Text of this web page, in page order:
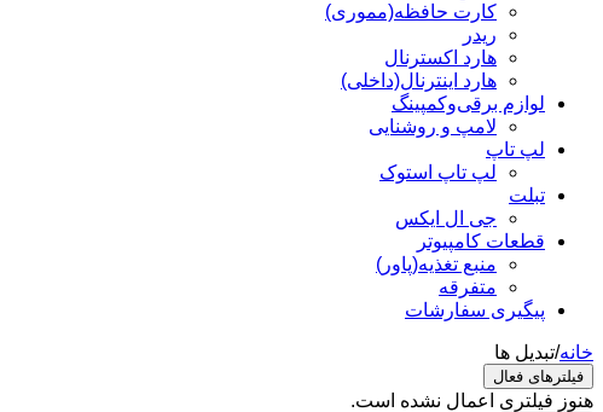
کارت حافظه(مموری)
ریدر
هارد اکسترنال
هارد اینترنال(داخلی)
لوازم برقی‌وکمپینگ
لامپ و روشنایی
لپ تاپ
لپ تاپ استوک
تبلت
جی ال ایکس
قطعات کامپیوتر
منبع تغذیه(پاور)
متفرقه
پیگیری سفارشات
خانه/تبدیل ها
فیلترهای فعال
هنوز فیلتری اعمال نشده است.